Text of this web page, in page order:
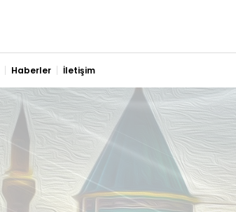
Haberler İletişim
Şekeri Hakkında
Sekeri
Sekeri